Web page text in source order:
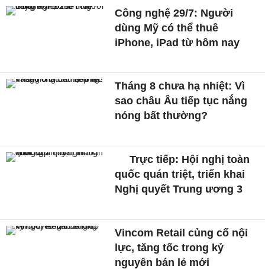
Công nghệ 29/7: Người
dùng Mỹ có thể thuê
iPhone, iPad từ hôm nay
Tháng 8 chưa hạ nhiệt: Vì
sao châu Âu tiếp tục nắng
nóng bất thường?
Trực tiếp: Hội nghị toàn
quốc quán triệt, triển khai
Nghị quyết Trung ương 3
Vincom Retail củng cố nội
lực, tăng tốc trong kỷ
nguyên bán lẻ mới